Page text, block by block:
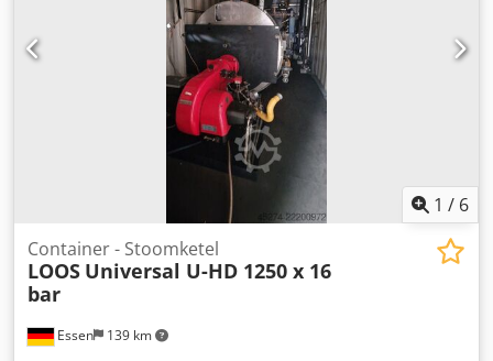
1 / 6
Essen 139 km
Container - Stoomketel
LOOS Universal U-HD 1250 x 16
bar